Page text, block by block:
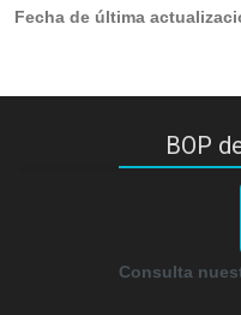
Fecha de última
BOP
Consulta